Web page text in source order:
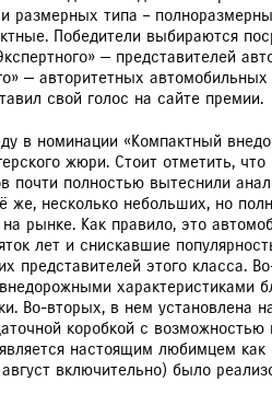
СЕРВИСНЫЕ КАМПАНИИ
размерных типа –
Победители выбираются
— представителей
— авторитетных
свой голос на сайте премии.
в номинации «Компактный
жюри. Стоит отметить, что
почти полностью вытеснили
же, несколько небольших, но
рынке. Как правило, это
лет и снискавшие
представителей этого класса.
характеристиками
Во-вторых, в нем установлена
коробкой с возможностью
настоящим любимцем как
включительно) было